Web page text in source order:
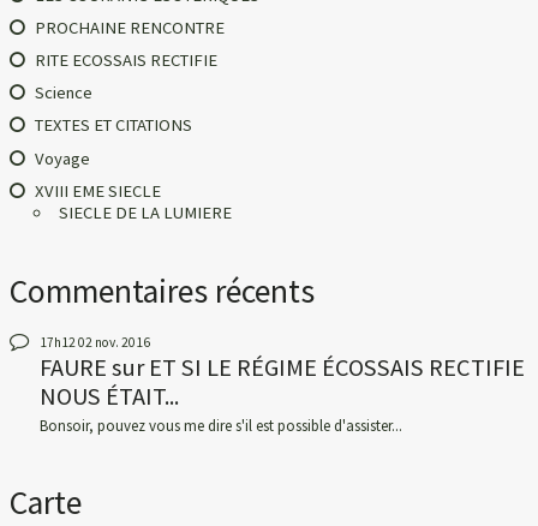
PROCHAINE RENCONTRE
RITE ECOSSAIS RECTIFIE
Science
TEXTES ET CITATIONS
Voyage
XVIII EME SIECLE
SIECLE DE LA LUMIERE
Commentaires récents
17h12 02 nov. 2016
FAUREsurET SI LE RÉGIME ÉCOSSAIS RECTIFIE
NOUS ÉTAIT...
Bonsoir, pouvez vous me dire s'il est possible d'assister...
Carte